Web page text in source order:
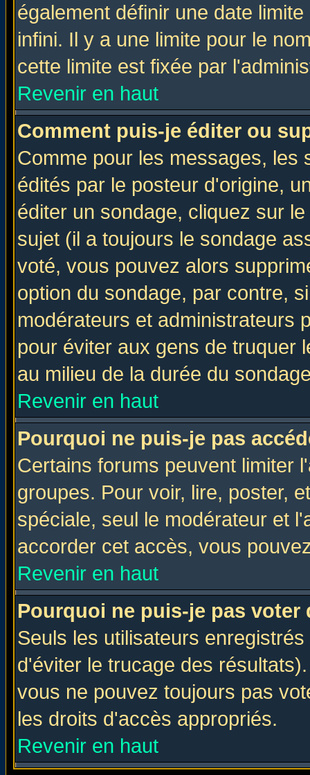
également définir une date
infini. Il y a une limite pour le
cette limite est fixée par
Revenir en haut
Comment puis-je éditer ou
Comme pour les messages, les
édités par le posteur d'origine,
éditer un sondage, cliquez sur
sujet (il a toujours le sondage
voté, vous pouvez alors
option du sondage, par contre,
modérateurs et administrateurs
pour éviter aux gens de truquer
au milieu de la durée du
Revenir en haut
Pourquoi ne puis-je pas
Certains forums peuvent limiter
groupes. Pour voir, lire, poster,
spéciale, seul le modérateur et
accorder cet accès, vous
Revenir en haut
Pourquoi ne puis-je pas voter
Seuls les utilisateurs
d'éviter le trucage des
vous ne pouvez toujours pas
les droits d'accès appropriés.
Revenir en haut